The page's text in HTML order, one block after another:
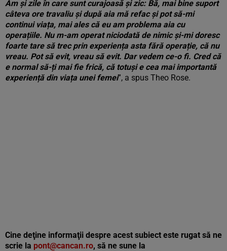
Am și zile în care sunt curajoasă și zic: Bă, mai bine suport
câteva ore travaliu și după aia mă refac și pot să-mi
continui viața, mai ales că eu am problema aia cu
operațiile. Nu m-am operat niciodată de nimic și-mi doresc
foarte tare să trec prin experiența asta fără operație, că nu
vreau. Pot să evit, vreau să evit. Dar vedem ce-o fi. Cred că
e normal să-ți mai fie frică, că totuși e cea mai importantă
experiență din viața unei femei”, a spus Theo Rose.
Cine deţine informaţii despre acest subiect este rugat să ne
scrie la pont@cancan.ro, să ne sune la